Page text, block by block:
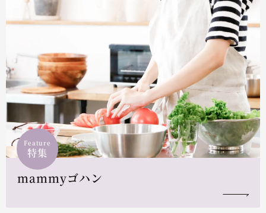
Feature
特集
mammyゴハン